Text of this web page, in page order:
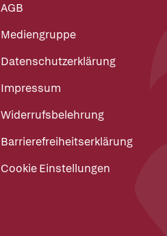
AGB
Mediengruppe
Datenschutzerklärung
Impressum
Widerrufsbelehrung
Barrierefreiheitserklärung
Cookie Einstellungen